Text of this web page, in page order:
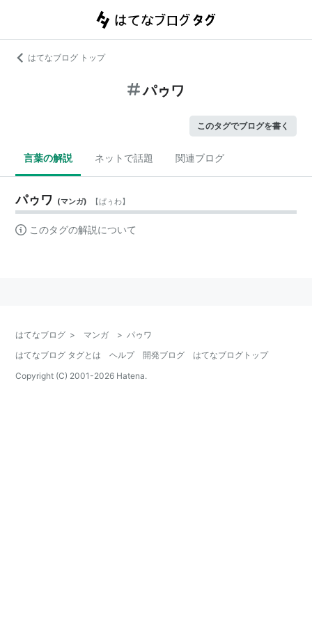
はてなブログ トップ
パゥワ
このタグでブログを書く
言葉の解説 ネットで話題 関連ブログ
パゥワ (マンガ) 【ぱぅわ】
このタグの解説について
はてなブログ > マンガ > パゥワ
はてなブログ タグとは
ヘルプ 開発ブログ
はてなブログトップ
Copyright (C) 2001-2026 Hatena.